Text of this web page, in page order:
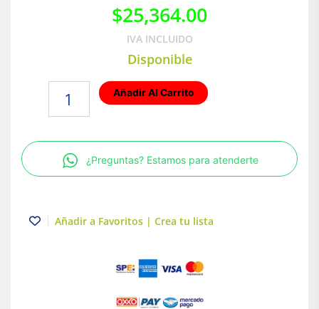
$25,364.00
IVA INCLUIDO
Disponible
8-
1/4
Añadir Al Carrito
¿Preguntas? Estamos para atenderte
Añadir a Favoritos | Crea tu lista